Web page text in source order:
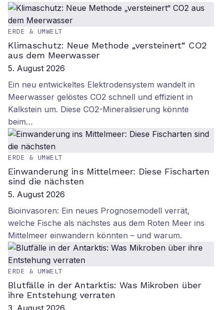
ERDE & UMWELT
Klimaschutz: Neue Methode „versteinert“ CO2
aus dem Meerwasser
5. August 2026
Ein neu entwickeltes Elektrodensystem wandelt in
Meerwasser gelöstes CO2 schnell und effizient in
Kalkstein um. Diese CO2-Mineralisierung könnte
beim…
ERDE & UMWELT
Einwanderung ins Mittelmeer: Diese Fischarten
sind die nächsten
5. August 2026
Bioinvasoren: Ein neues Prognosemodell verrät,
welche Fische als nächstes aus dem Roten Meer ins
Mittelmeer einwandern könnten – und warum.
ERDE & UMWELT
Blutfälle in der Antarktis: Was Mikroben über
ihre Entstehung verraten
3. August 2026